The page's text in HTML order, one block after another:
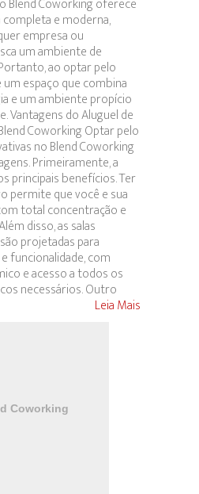
Blend Coworking oferece
e moderna,
empresa ou
um ambiente de
ao optar pelo
espaço que combina
e um ambiente propício
Vantagens do Aluguel de
Coworking Optar pelo
no Blend Coworking
Primeiramente, a
principais benefícios. Ter
permite que você e sua
total concentração e
disso, as salas
projetadas para
com
e acesso a todos os
necessários. Outro
Leia Mais